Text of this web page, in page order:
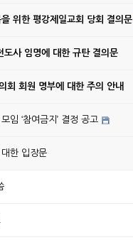
위한 평강제일교회 당회 결의문
도사 임명에 대한 규탄 결의문
회 회원 명부에 대한 주의 안내
임 ‘참여금지’ 결정 공고
한 입장문